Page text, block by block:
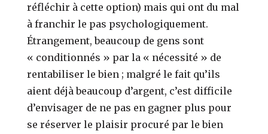
réfléchir à cette option) mais qui ont du mal
à franchir le pas psychologiquement.
Étrangement, beaucoup de gens sont
« conditionnés » par la « nécessité » de
rentabiliser le bien ; malgré le fait qu’ils
aient déjà beaucoup d’argent, c’est difficile
d’envisager de ne pas en gagner plus pour
se réserver le plaisir procuré par le bien